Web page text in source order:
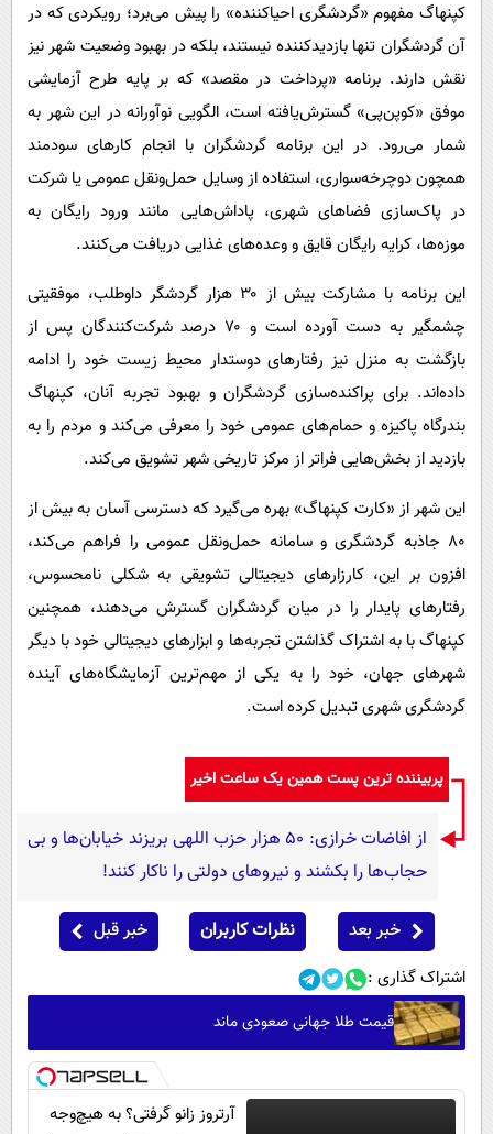
کپنهاگ مفهوم «گردشگری احیاکننده» را پیش می‌برد؛ رویکردی که در
آن گردشگران تنها بازدیدکننده نیستند، بلکه در بهبود وضعیت شهر نیز
نقش دارند. برنامه «پرداخت در مقصد» که بر پایه طرح آزمایشی
موفق «کوپن‌پی» گسترش‌یافته است، الگویی نوآورانه در این شهر به
شمار می‌رود. در این برنامه گردشگران با انجام کارهای سودمند
همچون دوچرخه‌سواری، استفاده از وسایل حمل‌ونقل عمومی یا شرکت
در پاک‌سازی فضاهای شهری، پاداش‌هایی مانند ورود رایگان به
موزه‌ها، کرایه رایگان قایق و وعده‌های غذایی دریافت می‌کنند.
این برنامه با مشارکت بیش از ۳۰ هزار گردشگر داوطلب، موفقیتی
چشمگیر به دست آورده است و ۷۰ درصد شرکت‌کنندگان پس از
بازگشت به منزل نیز رفتارهای دوستدار محیط زیست خود را ادامه
داده‌اند. برای پراکنده‌سازی گردشگران و بهبود تجربه آنان، کپنهاگ
بندرگاه پاکیزه و حمام‌های عمومی خود را معرفی می‌کند و مردم را به
بازدید از بخش‌هایی فراتر از مرکز تاریخی شهر تشویق می‌کند.
این شهر از «کارت کپنهاگ» بهره می‌گیرد که دسترسی آسان به بیش از
۸۰ جاذبه گردشگری و سامانه حمل‌ونقل عمومی را فراهم می‌کند،
افزون بر این، کارزارهای دیجیتالی تشویقی به شکلی نامحسوس،
رفتارهای پایدار را در میان گردشگران گسترش می‌دهند، همچنین
کپنهاگ با به اشتراک گذاشتن تجربه‌ها و ابزارهای دیجیتالی خود با دیگر
شهرهای جهان، خود را به یکی از مهم‌ترین آزمایشگاه‌های آینده
گردشگری شهری تبدیل کرده است.
پربیننده ترین پست همین یک ساعت اخیر
از افاضات خرازی: ۵۰ هزار حزب اللهی بریزند خیابان‌ها و بی
حجاب‌ها را بکشند و نیرو‌های دولتی را ناکار کنند!
خبر بعد نظرات کاربران خبر قبل
اشتراک گذاری :
قیمت طلا جهانی صعودی ماند
آرتروز زانو گرفتی؟ به هیچ‌وجه